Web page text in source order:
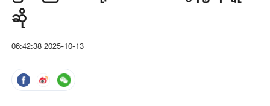
ဆို
06:42:38 2025-10-13